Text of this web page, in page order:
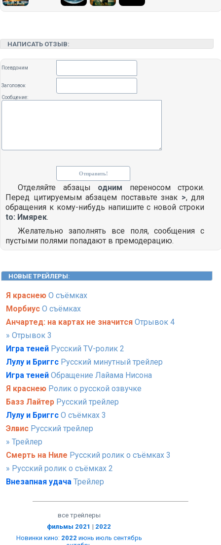
НАПИСАТЬ ОТЗЫВ:
Псевдоним
Заголовок
Сообщение:
Отделяйте абзацы одним переносом строки.
Перед цитируемым абзацем поставьте знак >, для
обращения к кому-нибудь напишите с новой строки
to: Имярек.
Желательно заполнять все поля, сообщения с
пустыми полями попадают в премодерацию.
НОВЫЕ ТРЕЙЛЕРЫ:
Я краснею О съёмках
Морбиус О съёмках
Анчартед: на картах не значится Отрывок 4
» Отрывок 3
Игра теней Русский TV-ролик 2
Лулу и Бриггс Русский минутный трейлер
Игра теней Обращение Лайама Нисона
Я краснею Ролик о русской озвучке
Базз Лайтер Русский трейлер
Лулу и Бриггс О съёмках 3
Элвис Русский трейлер
» Трейлер
Смерть на Ниле Русский ролик о съёмках 3
» Русский ролик о съёмках 2
Внезапная удача Трейлер
все трейлеры
фильмы 2021 | 2022
Новинки кино: 2022 июнь июль сентябрь